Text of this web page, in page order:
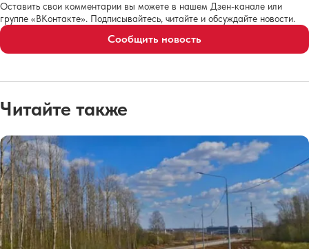
Оставить свои комментарии вы можете в нашем Дзен-канале или
группе «ВКонтакте». Подписывайтесь, читайте и обсуждайте новости.
Сообщить новость
Читайте также